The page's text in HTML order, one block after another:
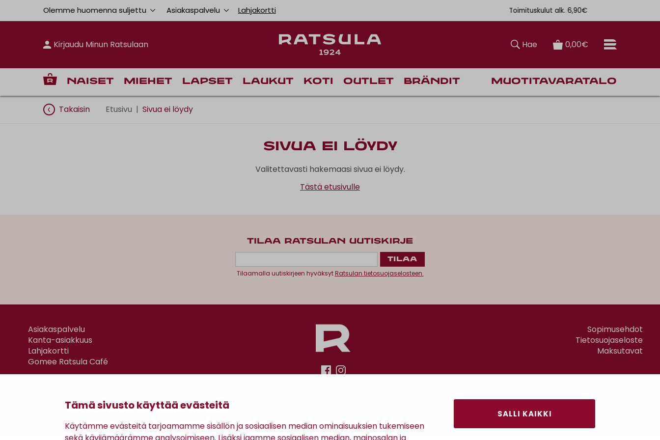
Tämä sivusto käyttää evästeitä
Käytämme evästeitä tarjoamamme sisällön ja sosiaalisen median ominaisuuksien tukemiseen
SALLI KAIKKI
Olemme huomenna suljettu Asiakaspalvelu Lahjakortti Toimituskulut alk. 6,90€
Kirjaudu Minun Ratsulaan Hae 0,00€
Naiset Miehet Lapset Laukut Koti Outlet Brändit Muotitavaratalo
Takaisin Etusivu | Sivua ei löydy
Sivua ei löydy
Valitettavasti hakemaasi sivua ei löydy.
Tästä etusivulle
TILAA RATSULAN UUTISKIRJE
Tilaamalla uutiskirjeen hyväksytRatsulan tietosuojaselosteen.
Asiakaspalvelu
Kanta-asiakkuus
Lahjakortti
Gomee Ratsula Café
Sopimusehdot
Tietosuojaseloste
Maksutavat